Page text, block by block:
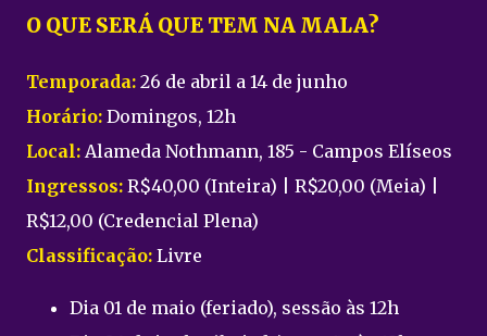
O QUE SERÁ QUE TEM NA MALA?
Temporada: 26 de abril a 14 de junho
Horário: Domingos, 12h
Local: Alameda Nothmann, 185 - Campos Elíseos
Ingressos: R$40,00 (Inteira) | R$20,00 (Meia) |
R$12,00 (Credencial Plena)
Classificação: Livre
Dia 01 de maio (feriado), sessão às 12h